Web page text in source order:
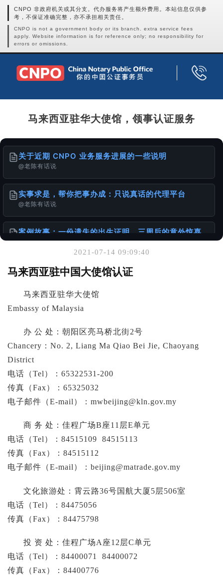
CNPO 非政府机关或其分支。代办服务将产生额外费用。本站信息仅供参
考，不保证准确完整，亦不承担相关责任。
CNPO is not a government body or its branch. extra service fees
apply. Website information is for reference only; no responsibility for
errors or omissions.
马来西亚驻华大使馆，领事认证服务
关于近期 CNPO 业务服务进展的一些说明
@老陈有话说
实事求是，帮你把事办成：只说真话的代理平台
@老陈有话说
案例故事：一份遗失的出生证明，三周后的意外惊喜
@老陈有话说
你可能也喜欢
@老陈有话说
@老陈有话说
港台身份办理国内的无犯罪公证书
@样本库
2021-07-14 09:09:40
马来西亚驻中国大使馆认证
马来西亚驻华大使馆
Embassy of Malaysia
办 公 处：朝阳区亮马桥北街2号
Chancery：No. 2, Liang Ma Qiao Bei Jie, Chaoyang
District
电话（Tel）：65322531-200
传真（Fax）：65325032
电子邮件（E-mail）： mwbeijing@kln.gov.my
商 务 处：佳程广场B座11层E单元
电话（Tel）：84515109 84515113
传真（Fax）：84515112
电子邮件（E-mail）： beijing@matrade.gov.my
文化旅游处：霄云路36号国航大厦5层506室
电话（Tel）：84475056
传真（Fax）：84475798
投 资 处：佳程广场A座12层C单元
电话（Tel）：84400071 84400072
传真（Fax）：84400776